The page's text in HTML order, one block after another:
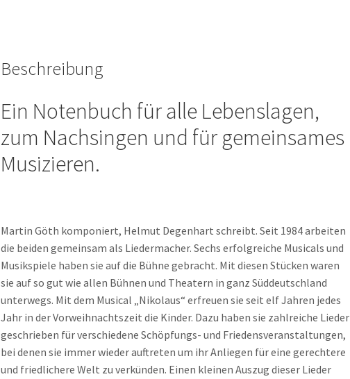
Leben
schreibt.
Beschreibung
Ein Notenbuch für alle Lebenslagen,
zum Nach­singen und für gemeinsames
Musizieren.
Martin Göth komponiert, Helmut Degenhart schreibt. Seit 1984 arbeiten
die beiden gemeinsam als Liedermacher. Sechs erfolgreiche Musicals und
Musikspiele haben sie auf die Bühne gebracht. Mit diesen Stücken waren
sie auf so gut wie allen Bühnen und Theatern in ganz Süddeutschland
unterwegs. Mit dem Musical „Nikolaus“ erfreuen sie seit elf Jahren jedes
Jahr in der Vorweihnachtszeit die Kinder. Dazu haben sie zahlreiche Lieder
geschrieben für verschiedene Schöpfungs- und Friedensveranstaltungen,
bei denen sie immer wieder auftreten um ihr Anliegen für eine gerechtere
und friedlichere Welt zu verkünden. Einen kleinen Auszug dieser Lieder